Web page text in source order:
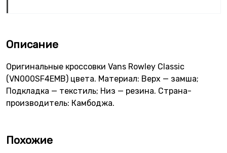
Описание
Оригинальные кроссовки Vans Rowley Classic
(VN000SF4EMB) цвета. Материал: Верх — замша;
Подкладка — текстиль; Низ — резина. Страна-
производитель: Камбоджа.
Похожие